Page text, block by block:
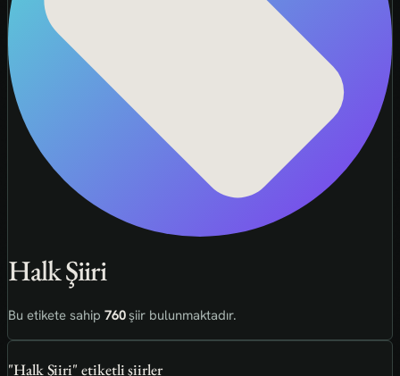
Halk Şiiri
Bu etikete sahip 760şiir bulunmaktadır.
"Halk Şiiri" etiketli şiirler